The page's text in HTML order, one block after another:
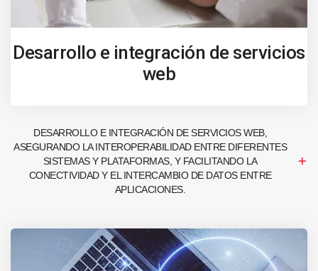
Desarrollo e integración de servicios
web
DESARROLLO E INTEGRACIÓN DE SERVICIOS WEB,
ASEGURANDO LA INTEROPERABILIDAD ENTRE DIFERENTES
SISTEMAS Y PLATAFORMAS, Y FACILITANDO LA
CONECTIVIDAD Y EL INTERCAMBIO DE DATOS ENTRE
APLICACIONES.